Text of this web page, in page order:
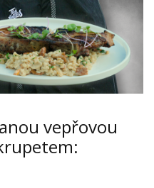
vepřovou